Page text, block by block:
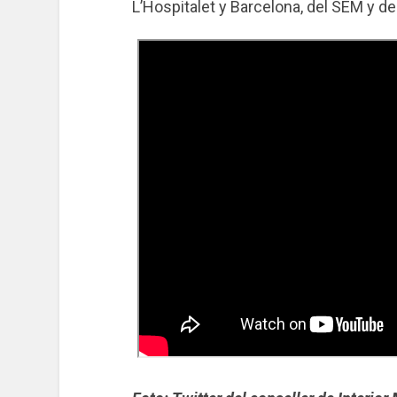
L’Hospitalet y Barcelona, del SEM y